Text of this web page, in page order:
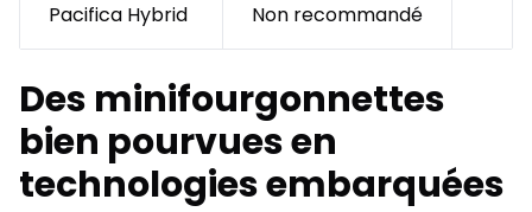
Pacifica Hybrid Non recommandé
Des minifourgonnettes
bien pourvues en
technologies embarquées